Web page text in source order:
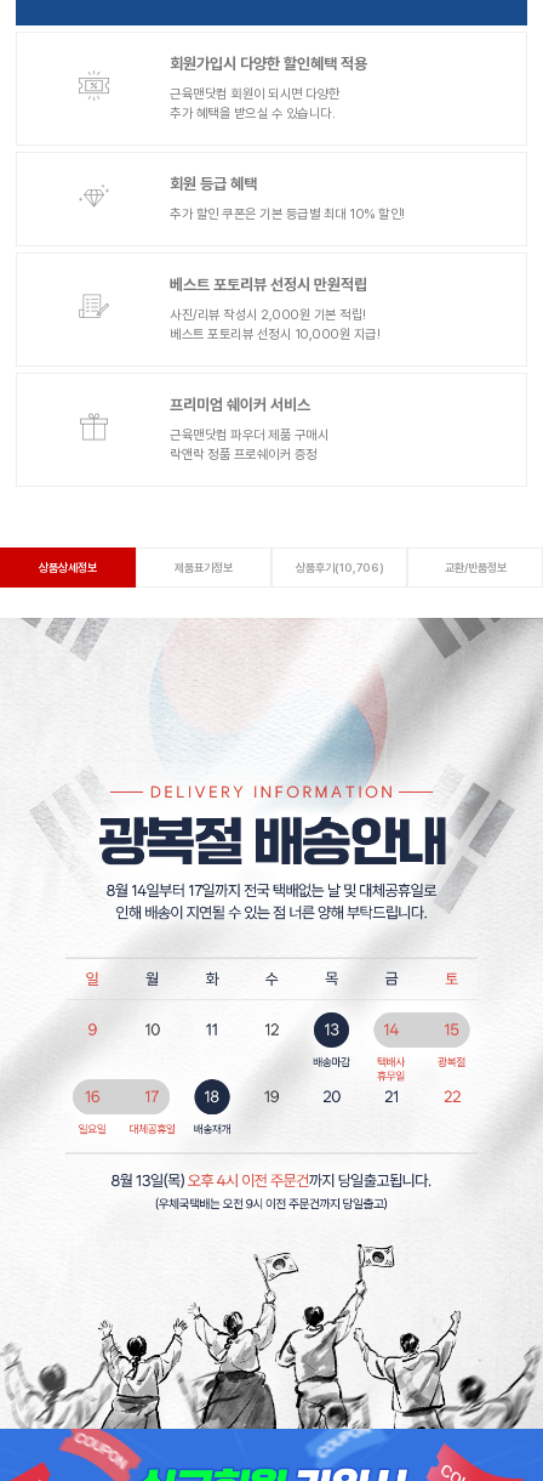
회원가입시 다양한 할인혜택 적용
근육맨닷컴 회원이 되시면 다양한
추가 혜택을 받으실 수 있습니다.
회원 등급 혜택
추가 할인 쿠폰은 기본 등급별 최대 10% 할인!
베스트 포토리뷰 선정시 만원적립
사진/리뷰 작성시 2,000원 기본 적립!
베스트 포토리뷰 선정시 10,000원 지급!
프리미엄 쉐이커 서비스
근육맨닷컴 파우더 제품 구매시
락앤락 정품 프로쉐이커 증정
상품상세정보 제품표기정보 상품후기(10,706) 교환/반품정보